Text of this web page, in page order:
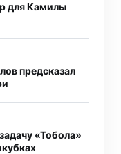
для Камилы
предсказал
«Тобола»